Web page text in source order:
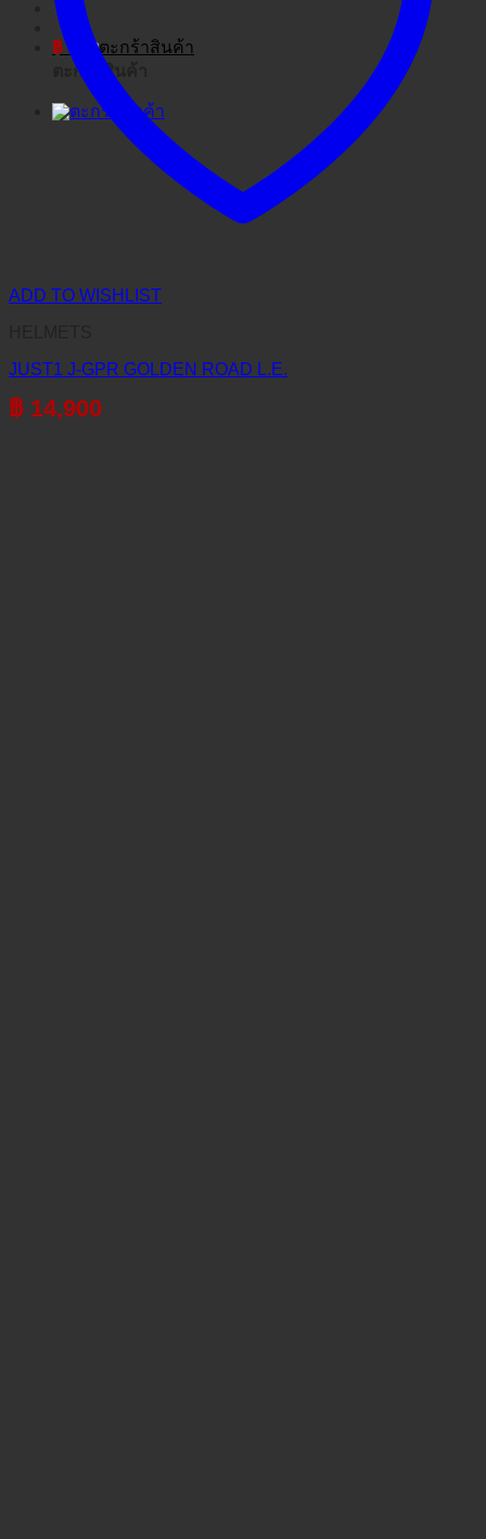
฿0
ตะกร้าสินค้า
ADD TO WISHLIST
JUST1 J-GPR GOLDEN ROAD L.E.
฿ 14,900